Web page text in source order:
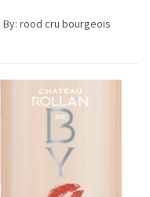
By: rood cru bourgeois